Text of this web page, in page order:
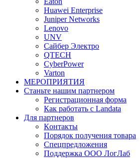
Huawei Enterprise
Juniper Networks
Lenovo
UNV
Сайбер Электро
QTECH
CyberPower
Varton
МЕРОПРИЯТИЯ
Станьте нашим партнером
Регистрационная форма
Как работать с Landata
Для партнеров
Кoнтaкты
Порядок получения товара
Спецпредложения
Поддержка ООО ЛогЛаб